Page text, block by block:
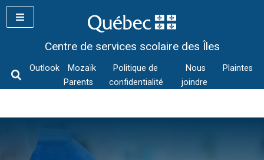
Skip
Centre de services scolaire des Îles
Outlook
Mozaïk
Parents
Politique de
confidentialité
Nous
joindre
Plaintes